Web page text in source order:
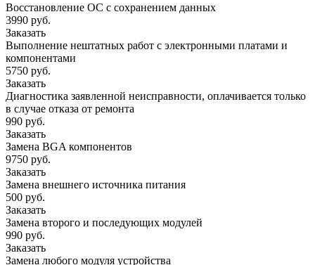
Восстановление ОС с сохранением данных
3990 руб.
Заказать
Выполнение нештатных работ с электронными платами и
компонентами
5750 руб.
Заказать
Диагностика заявленной неисправности, оплачивается только
в случае отказа от ремонта
990 руб.
Заказать
Замена BGA компонентов
9750 руб.
Заказать
Замена внешнего источника питания
500 руб.
Заказать
Замена второго и последующих модулей
990 руб.
Заказать
Замена любого модуля устройства